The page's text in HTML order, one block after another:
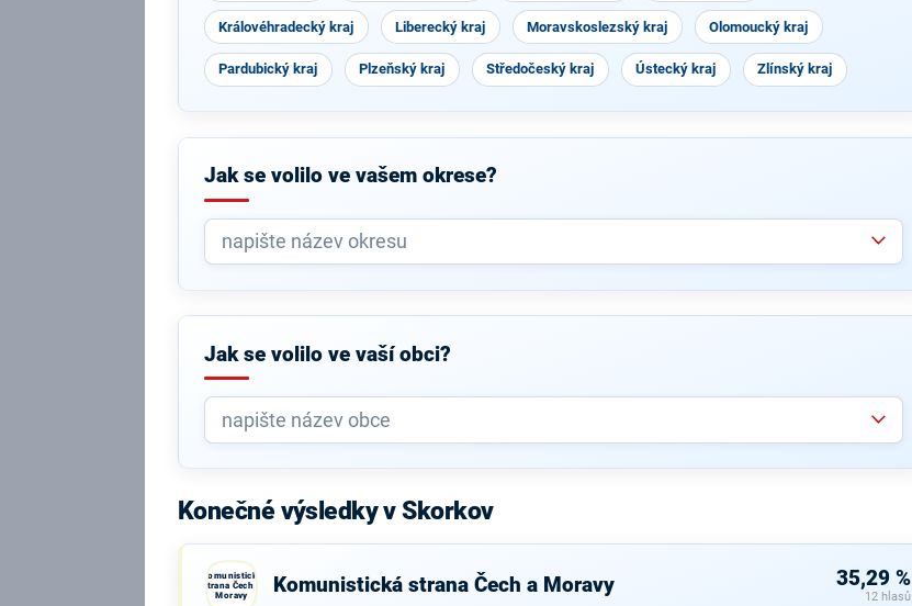
Královéhradecký kraj Liberecký kraj Moravskoslezský kraj Olomoucký kraj
Pardubický kraj Plzeňský kraj Středočeský kraj Ústecký kraj Zlínský kraj
Jak se volilo ve vašem okrese?
Jak se volilo ve vaší obci?
Konečné výsledky v Skorkov
Komunistická
strana Čech a
Moravy
Komunistická strana Čech a Moravy 35,29 %
12 hlasů